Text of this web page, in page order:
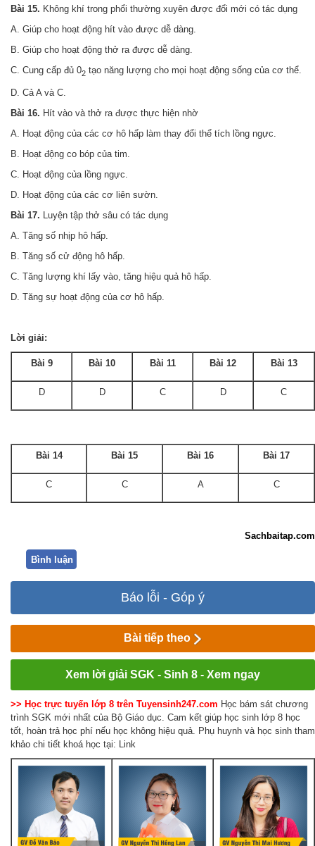
Bài 15. Không khí trong phổi thường xuyên được đổi mới có tác dụng
A. Giúp cho hoạt động hít vào được dễ dàng.
B. Giúp cho hoạt động thở ra được dễ dàng.
C. Cung cấp đủ 02 tạo năng lượng cho mọi hoạt động sống của cơ thể.
D. Cả A và C.
Bài 16. Hít vào và thở ra được thực hiện nhờ
A. Hoạt động của các cơ hô hấp làm thay đổi thể tích lồng ngực.
B. Hoạt động co bóp của tim.
C. Hoạt động của lồng ngực.
D. Hoạt động của các cơ liên sườn.
Bài 17. Luyện tập thở sâu có tác dụng
A. Tăng số nhịp hô hấp.
B. Tăng số cử động hô hấp.
C. Tăng lượng khí lấy vào, tăng hiệu quả hô hấp.
D Tăng sự hoạt động của cơ hô hấp.
Lời giải:
Bài 9 Bài 10 Bài 11 Bài 12 Bài 13
D D C D C
Bài 14 Bài 15 Bài 16 Bài 17
C C A C
Sachbaitap.com
Bình luận
Báo lỗi - Góp ý
Bài tiếp theo
Xem lời giải SGK - Sinh 8 - Xem ngay
>> Học trực tuyến lớp 8 trên Tuyensinh247.com Học bám sát chương
trình SGK mới nhất của Bộ Giáo dục. Cam kết giúp học sinh lớp 8 học
tốt, hoàn trả học phí nếu học không hiệu quả. Phụ huynh và học sinh tham
khảo chi tiết khoá học tại: Link